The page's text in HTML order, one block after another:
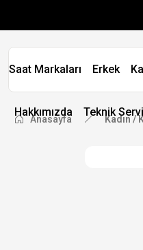
Saat Markaları Erkek
Hakkımızda Teknik
Anasayfa Kadın /